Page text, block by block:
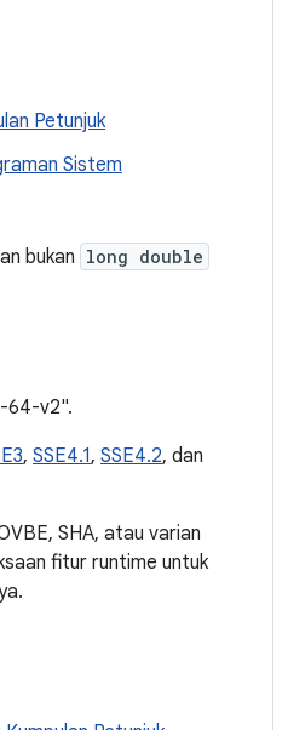
Petunjuk
Sistem
bukan long double
64-v2".
, SSE4.1, SSE4.2, dan
SHA, atau varian
fitur runtime untuk